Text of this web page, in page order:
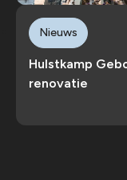
Hulstkamp
renovatie
Nieuws